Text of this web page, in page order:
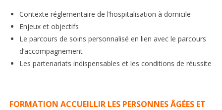
Contexte réglementaire de l’hospitalisation à domicile
Enjeux et objectifs
Le parcours de soins personnalisé en lien avec le parcours
d’accompagnement
Les partenariats indispensables et les conditions de réussite
FORMATION ACCUEILLIR LES PERSONNES ÂGÉES ET